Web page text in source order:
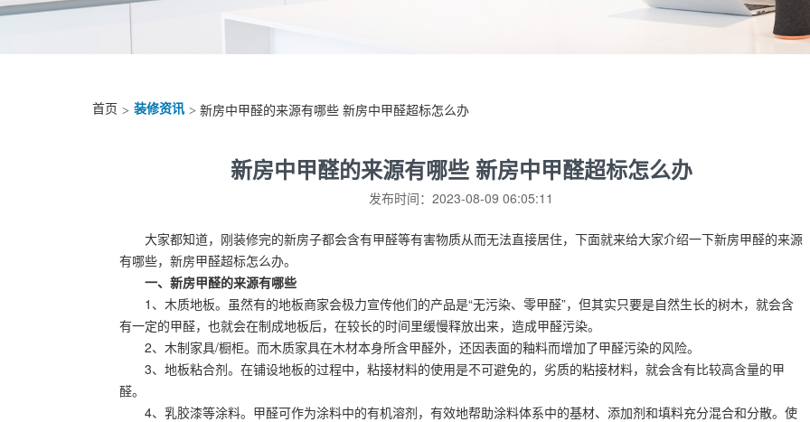
首页 > 装修资讯 > 新房中甲醛的来源有哪些 新房中甲醛超标怎么办
新房中甲醛的来源有哪些 新房中甲醛超标怎么办
发布时间：2023-08-09 06:05:11
大家都知道，刚装修完的新房子都会含有甲醛等有害物质从而无法直接居住，下面就来给大家介绍一下新房甲醛的来源
有哪些，新房甲醛超标怎么办。
一、新房甲醛的来源有哪些
1、木质地板。虽然有的地板商家会极力宣传他们的产品是“无污染、零甲醛”，但其实只要是自然生长的树木，就会含
有一定的甲醛，也就会在制成地板后，在较长的时间里缓慢释放出来，造成甲醛污染。
2、木制家具/橱柜。而木质家具在木材本身所含甲醛外，还因表面的釉料而增加了甲醛污染的风险。
3、地板粘合剂。在铺设地板的过程中，粘接材料的使用是不可避免的，劣质的粘接材料，就会含有比较高含量的甲
醛。
4、乳胶漆等涂料。甲醛可作为涂料中的有机溶剂，有效地帮助涂料体系中的基材、添加剂和填料充分混合和分散。使